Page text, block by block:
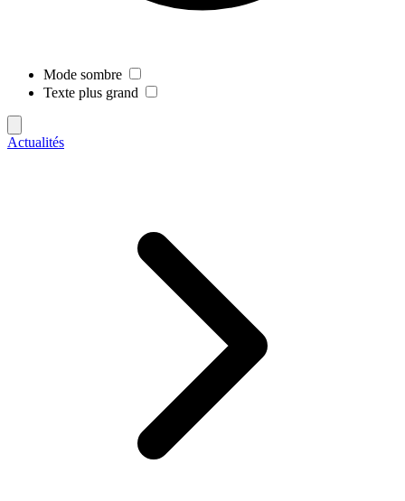
Mode sombre
Texte plus grand
Actualités